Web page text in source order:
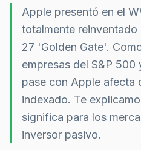
Apple presentó en el
totalmente reinventado
27 'Golden Gate'.
empresas del S&P
pase con Apple afecta
indexado. Te
significa para los
inversor pasivo.